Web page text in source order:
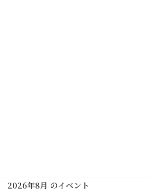
2026年8月 のイベント